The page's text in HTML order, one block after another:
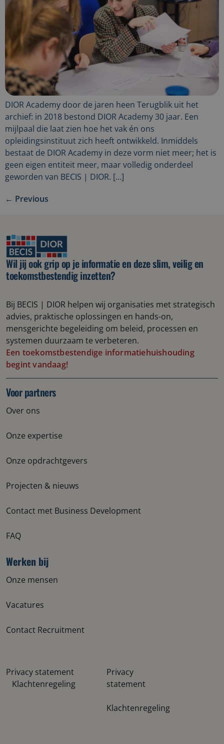
DIOR Academy door de jaren heen Terugblik uit het
archief: in 2018 bestond DIOR Academy 30 jaar. Een
mijlpaal die laat zien hoe het vak én ons
opleidingsinstituut zich heeft ontwikkeld. Inmiddels
bestaat de DIOR Academy in deze vorm niet meer; het is
geen eigen entiteit meer, maar volledig onderdeel
geworden van BECIS | DIOR. […]
← Previous
Wil jij ook grip op je informatie en deze slim, veilig en
toekomstbestendig inzetten?
Bij BECIS | DIOR helpen wij organisaties met strategisch
advies, praktische oplossingen en hands-on,
mensgerichte begeleiding om beleid, processen en
systemen duurzaam te verbeteren.
Een toekomstbestendige informatiehuishouding
begint vandaag!
Voor partners
Over ons
Onze expertise
Onze opdrachtgevers
Projecten & nieuws
Contact met Business Development
FAQ
Werken bij
Onze mensen
Vacatures
Contact Recruitment
Privacy statement
Klachtenregeling
Privacy
statement
Klachtenregeling